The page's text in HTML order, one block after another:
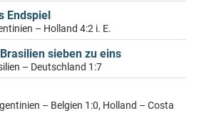
Endspiel
– Holland 4:2 i. E.
sieben zu eins
– Deutschland 1:7
– Belgien 1:0, Holland – Costa